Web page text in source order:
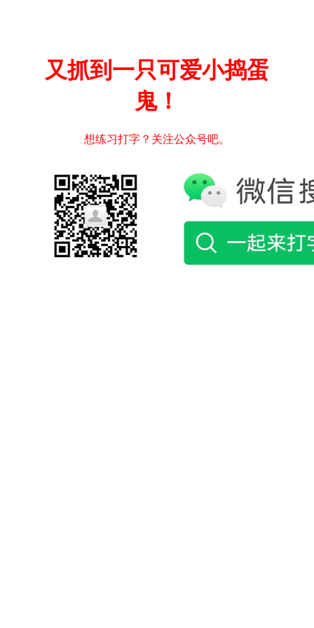
又抓到一只可爱小捣蛋
鬼！
想练习打字？关注公众号吧。